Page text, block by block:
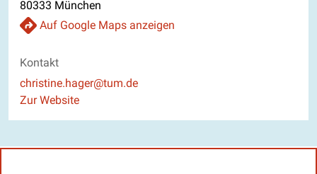
80333 München
Auf Google Maps anzeigen
Kontakt
E-Mail
christine.hager@tum.de
Website
Zur Website